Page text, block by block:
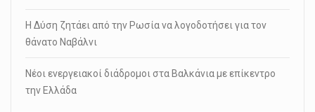
Η Δύση ζητάει από την Ρωσία να λογοδοτήσει για τον
θάνατο Ναβάλνι
Νέοι ενεργειακοί διάδρομοι στα Βαλκάνια με επίκεντρο
την Ελλάδα